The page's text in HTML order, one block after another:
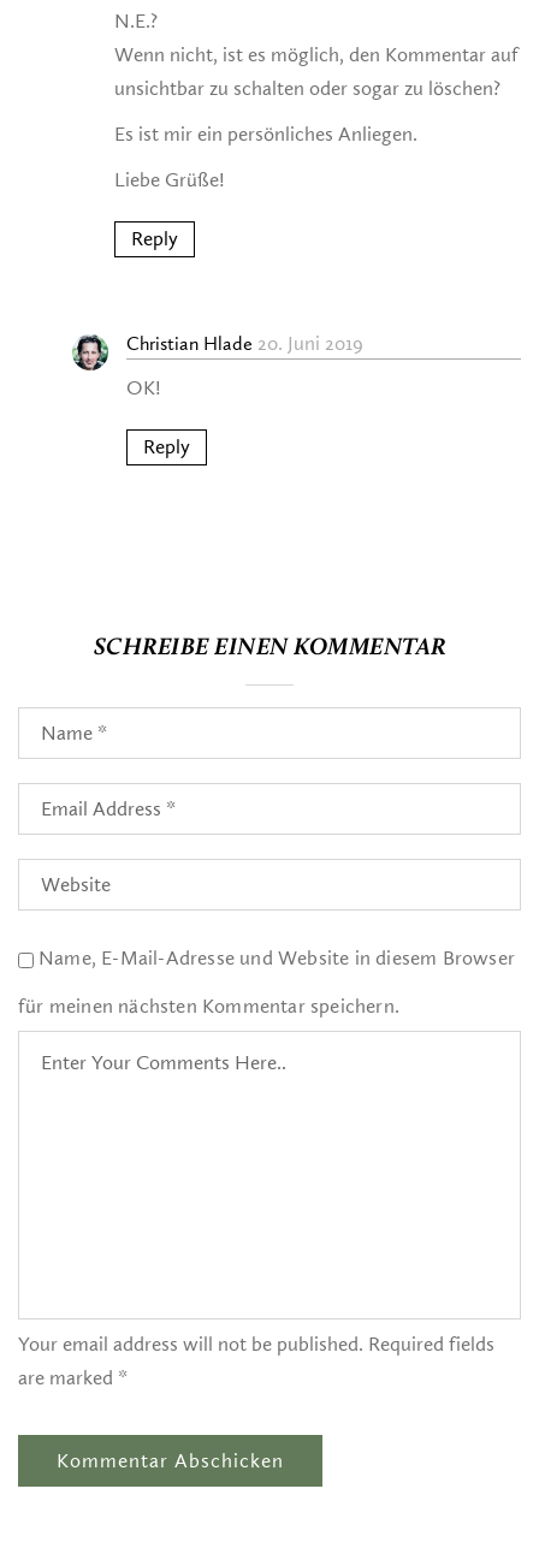
N.E.?
Wenn nicht, ist es möglich, den Kommentar auf
unsichtbar zu schalten oder sogar zu löschen?
Es ist mir ein persönliches Anliegen.
Liebe Grüße!
Reply
Christian Hlade 20. Juni 2019
OK!
Reply
SCHREIBE EINEN KOMMENTAR
Name, E-Mail-Adresse und Website in diesem Browser
für meinen nächsten Kommentar speichern.
Your email address will not be published. Required fields
are marked *